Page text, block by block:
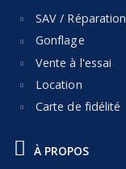
SAV / Réparation
Gonflage
Vente à l'essai
Location
Carte de fidélité
À PROPOS